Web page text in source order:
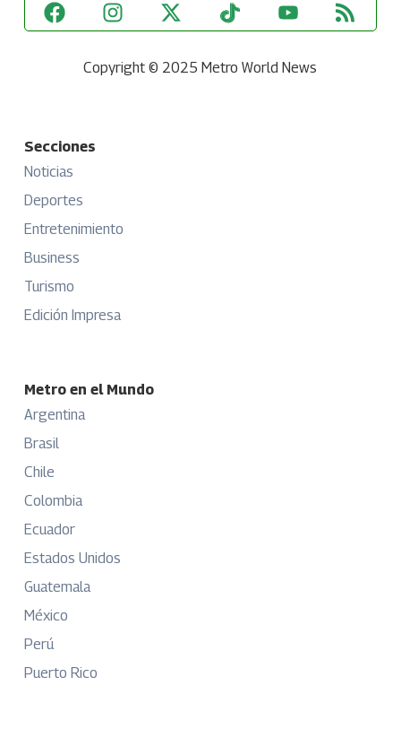
Copyright © 2025 Metro World News
Secciones
Noticias
Deportes
Entretenimiento
Business
Turismo
Edición Impresa
Metro en el Mundo
Argentina
Brasil
Chile
Colombia
Ecuador
Estados Unidos
Guatemala
México
Perú
Puerto Rico